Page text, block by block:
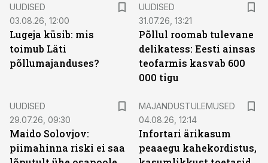
UUDISED
03.08.26, 12:00
Lugeja küsib: mis
toimub Läti
põllumajanduses?
UUDISED
31.07.26, 13:21
Põllul roomab tulevane
delikatess: Eesti ainsas
teofarmis kasvab 600
000 tigu
UUDISED
29.07.26, 09:30
Maido Solovjov:
piimahinna riski ei saa
MAJANDUSTULEMUSED
04.08.26, 12:14
Infortari ärikasum
peaaegu kahekordistus,